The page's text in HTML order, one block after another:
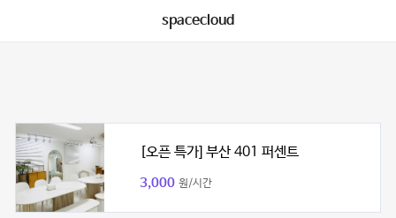
spacecloud
[오픈 특가] 부산 401 퍼센트
3,000 원/시간